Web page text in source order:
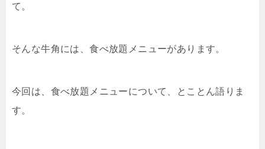
て。
そんな牛角には、食べ放題メニューがあります。
今回は、食べ放題メニューについて、とことん語りま
す。